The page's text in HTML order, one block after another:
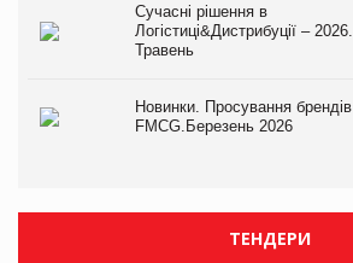
Сучасні рішення в
Логістиці&Дистрибуції – 2026.
Травень
Новинки. Просування брендів
FMCG.Березень 2026
ТЕНДЕРИ